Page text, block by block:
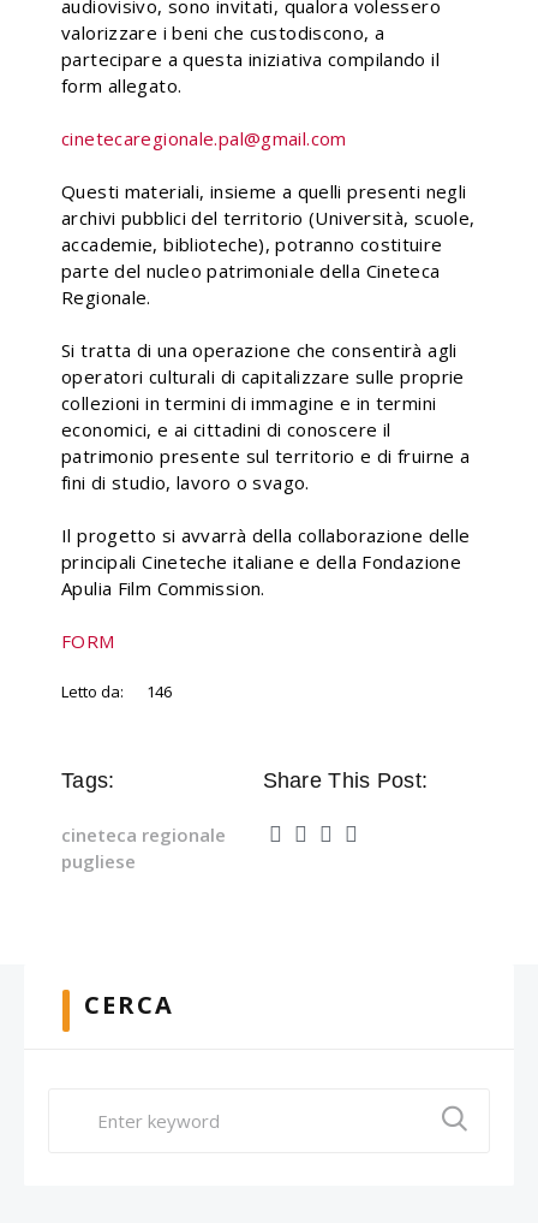
audiovisivo, sono invitati, qualora volessero
valorizzare i beni che custodiscono, a
partecipare a questa iniziativa compilando il
form allegato.
cinetecaregionale.pal@gmail.com
Questi materiali, insieme a quelli presenti negli
archivi pubblici del territorio (Università, scuole,
accademie, biblioteche), potranno costituire
parte del nucleo patrimoniale della Cineteca
Regionale.
Si tratta di una operazione che consentirà agli
operatori culturali di capitalizzare sulle proprie
collezioni in termini di immagine e in termini
economici, e ai cittadini di conoscere il
patrimonio presente sul territorio e di fruirne a
fini di studio, lavoro o svago.
Il progetto si avvarrà della collaborazione delle
principali Cineteche italiane e della Fondazione
Apulia Film Commission.
FORM
Letto da: 146
Tags:
cineteca regionale
pugliese
Share This Post:
CERCA